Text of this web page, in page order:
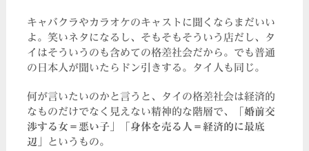
キャバクラやカラオケのキャストに聞くならまだいい
よ。笑いネタになるし、そもそもそういう店だし、タ
イはそういうのも含めての格差社会だから。でも普通
の日本人が聞いたらドン引きする。タイ人も同じ。
何が言いたいのかと言うと、タイの格差社会は経済的
なものだけでなく見えない精神的な階層で、
「婚前交
渉する女＝悪い子」「身体を売る人＝経済的に最底
辺」
というもの。